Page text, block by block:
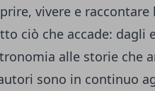
vivere e raccontare
ciò che accade: dagli
alle storie che
sono in continuo